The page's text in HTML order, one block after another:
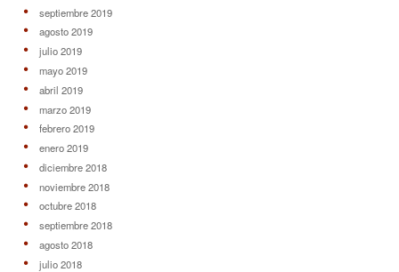
septiembre 2019
agosto 2019
julio 2019
mayo 2019
abril 2019
marzo 2019
febrero 2019
enero 2019
diciembre 2018
noviembre 2018
octubre 2018
septiembre 2018
agosto 2018
julio 2018